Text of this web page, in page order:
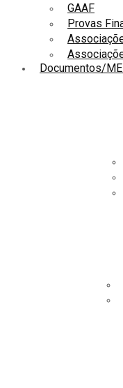
GAAF
Provas
Documentos/